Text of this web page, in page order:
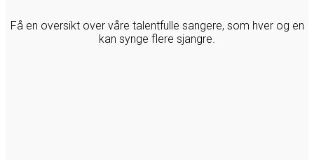
Få en oversikt over våre talentfulle sangere, som hver og en
kan synge flere sjangre.